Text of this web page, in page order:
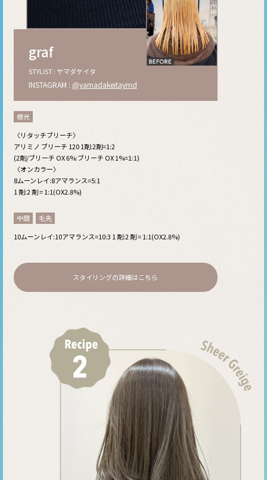
graf
STYLIST : ヤマダケイタ
INSTAGRAM : @yamadakeitaymd
根元
〈リタッチブリーチ〉
アリミノ ブリーチ 120 1剤:2剤=1:2
(2剤/ブリーチ OX 6%:ブリーチ OX 1%=1:1)
〈オンカラー〉
8ムーンレイ:8アマランス=5:1
1 剤:2 剤 = 1:1(OX2.8%)
中間
毛先
10ムーンレイ:10アマランス=10:3 1 剤:2 剤 = 1:1(OX2.8%)
スタイリングの詳細はこちら